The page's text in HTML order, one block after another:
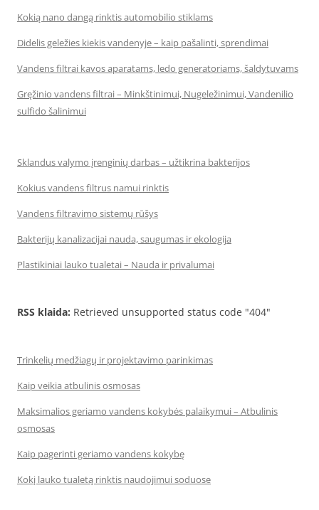
Kokią nano dangą rinktis automobilio stiklams
Didelis geležies kiekis vandenyje – kaip pašalinti, sprendimai
Vandens filtrai kavos aparatams, ledo generatoriams, šaldytuvams
Gręžinio vandens filtrai – Minkštinimui, Nugeležinimui, Vandenilio
sulfido šalinimui
Sklandus valymo įrenginių darbas – užtikrina bakterijos
Kokius vandens filtrus namui rinktis
Vandens filtravimo sistemų rūšys
Bakterijų kanalizacijai nauda, saugumas ir ekologija
Plastikiniai lauko tualetai – Nauda ir privalumai
RSS klaida: Retrieved unsupported status code "404"
Trinkelių medžiagų ir projektavimo parinkimas
Kaip veikia atbulinis osmosas
Maksimalios geriamo vandens kokybės palaikymui – Atbulinis
osmosas
Kaip pagerinti geriamo vandens kokybę
Kokį lauko tualetą rinktis naudojimui soduose